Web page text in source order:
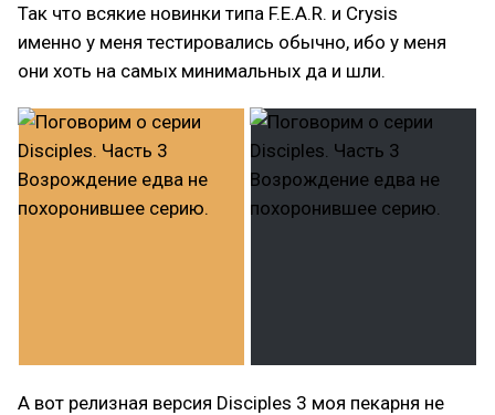
Так что всякие новинки типа F.E.A.R. и Crysis
именно у меня тестировались обычно, ибо у меня
они хоть на самых минимальных да и шли.
А вот релизная версия Disciples 3 моя пекарня не